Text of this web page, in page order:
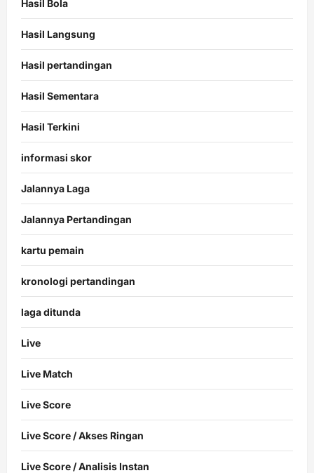
Hasil Bola
Hasil Langsung
Hasil pertandingan
Hasil Sementara
Hasil Terkini
informasi skor
Jalannya Laga
Jalannya Pertandingan
kartu pemain
kronologi pertandingan
laga ditunda
Live
Live Match
Live Score
Live Score / Akses Ringan
Live Score / Analisis Instan